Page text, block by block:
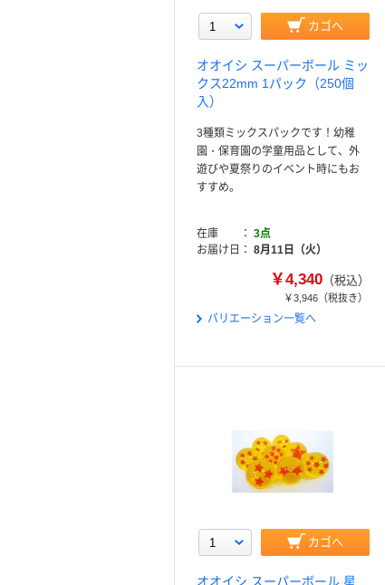
カゴへ
オオイシ スーパーボール ミッ
クス22mm 1パック（250個
入）
3種類ミックスパックです！幼稚
園・保育園の学童用品として、外
遊びや夏祭りのイベント時にもお
すすめ。
在庫
3点
お届け日
8月11日（火）
￥4,340（税込）
￥3,946（税抜き）
バリエーション一覧へ
カゴへ
オオイシ スーパーボール 星